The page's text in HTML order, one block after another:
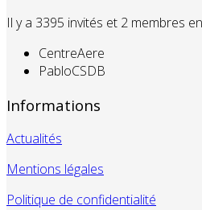
Il y a 3395 invités et 2 membres
CentreAere
PabloCSDB
Informations
Actualités
Mentions légales
Politique de confidentialité